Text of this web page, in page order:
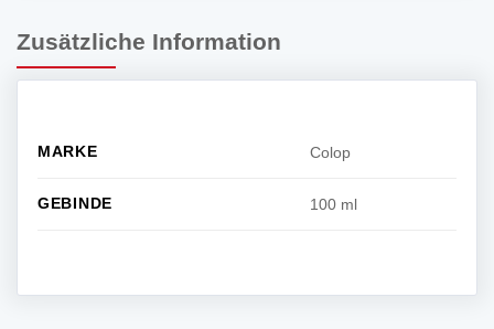
Zusätzliche Information
MARKE Colop
GEBINDE 100 ml